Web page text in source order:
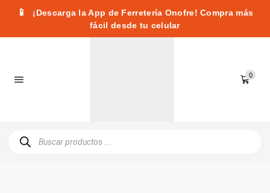
📱
¡Descarga la App de Ferretería Onofre! Compra más
fácil desde tu celular
0